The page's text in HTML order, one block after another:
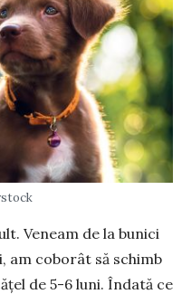
Veneam de la bunici
am coborât să schimb
de 5-6 luni. Îndată ce